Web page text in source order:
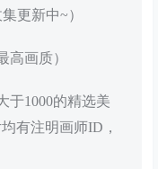
更新中~）
高画质）
于1000的精选美
有注明画师ID，